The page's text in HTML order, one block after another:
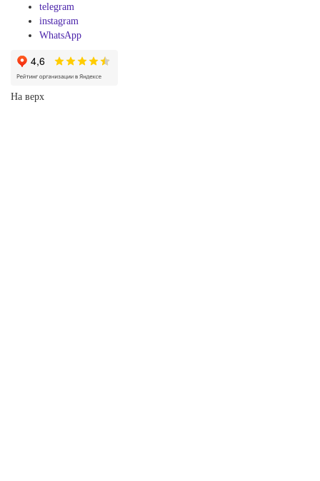
telegram
instagram
WhatsApp
На верх